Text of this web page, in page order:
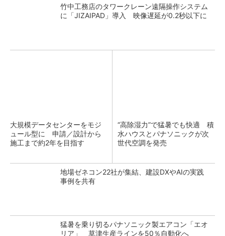
竹中工務店のタワークレーン遠隔操作システム
に「JIZAIPAD」導入 映像遅延が0.2秒以下に
大規模データセンターをモジ
ュール型に 申請／設計から
施工まで約2年を目指す
“高除湿力”で猛暑でも快適 積
水ハウスとパナソニックが次
世代空調を発売
地場ゼネコン22社が集結、建設DXやAIの実践
事例を共有
猛暑を乗り切るパナソニック製エアコン「エオ
リア」 草津生産ラインを50％自動化へ